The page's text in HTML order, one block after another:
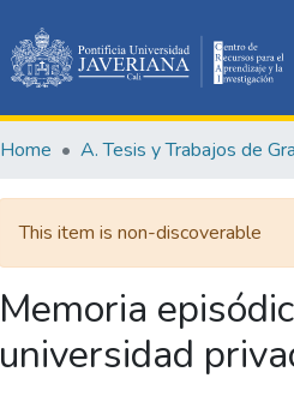
Home A. Tesis y Trabajos de
This item is non-discoverable
Memoria
universidad